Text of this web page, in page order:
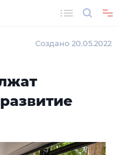
Создано 20.05.2022